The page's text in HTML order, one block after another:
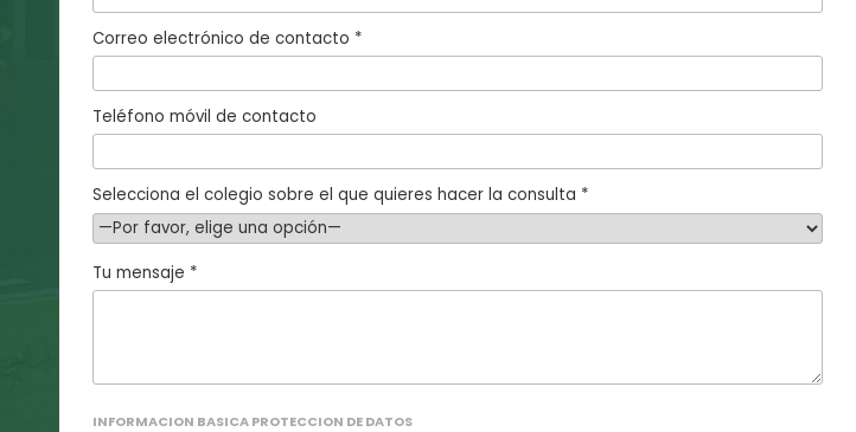
Correo electrónico de contacto *
Teléfono móvil de contacto
Selecciona el colegio sobre el que quieres hacer la consulta *
Tu mensaje *
INFORMACION BASICA PROTECCION DE DATOS